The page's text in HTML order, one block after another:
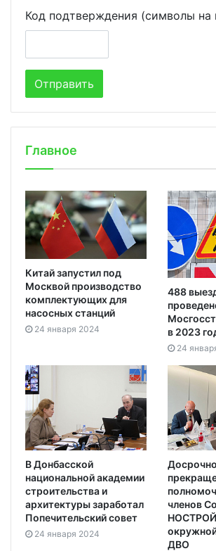
Код подтверждения (символы на
Главное
Китай запустил под
Москвой производство
комплектующих для
насосных станций
24 января 2024
488
в 2023
24
В Донбасской
национальной академии
строительства и
архитектуры заработал
Попечительский совет
24 января 2024
членов
НОСТРОЙ
ДВО